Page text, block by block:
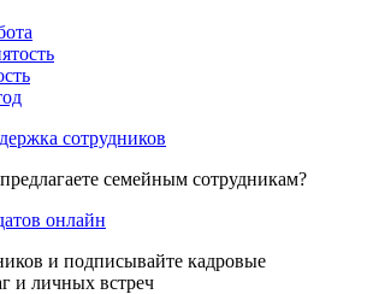
сотрудников
семейным сотрудникам?
онлайн
и подписывайте кадровые
и личных встреч